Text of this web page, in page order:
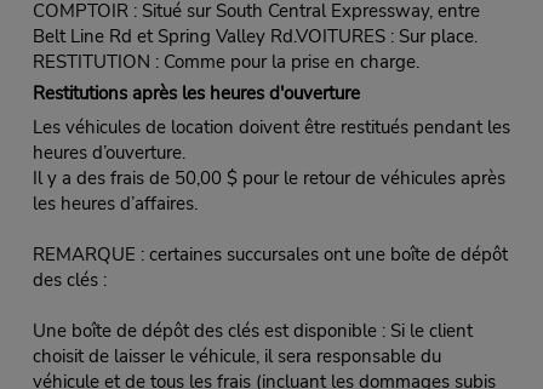
COMPTOIR : Situé sur South Central Expressway, entre
Belt Line Rd et Spring Valley Rd.VOITURES : Sur place.
RESTITUTION : Comme pour la prise en charge.
Restitutions après les heures d'ouverture
Les véhicules de location doivent être restitués pendant les
heures d’ouverture.
Il y a des frais de 50,00 $ pour le retour de véhicules après
les heures d’affaires.
REMARQUE : certaines succursales ont une boîte de dépôt
des clés :
Une boîte de dépôt des clés est disponible : Si le client
choisit de laisser le véhicule, il sera responsable du
véhicule et de tous les frais (incluant les dommages subis